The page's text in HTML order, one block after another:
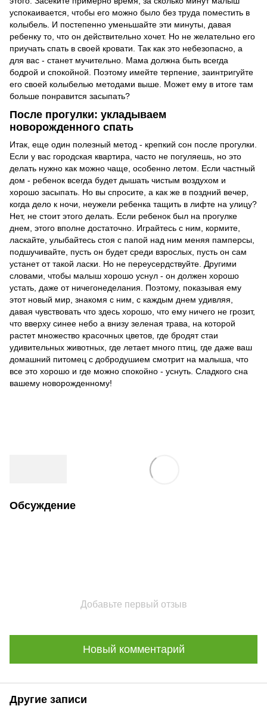
успокаивается, чтобы его можно было без труда поместить в
колыбель. И постепенно уменьшайте эти минуты, давая
ребенку то, что он действительно хочет. Но не желательно его
приучать спать в своей кровати. Так как это небезопасно, а
для вас - станет мучительно. Мама должна быть всегда
бодрой и спокойной. Поэтому имейте терпение, заинтригуйте
его своей колыбелью методами выше. Может ему в итоге там
больше понравится засыпать?
После прогулки: укладываем
новорожденного спать
Итак, еще один полезный метод - крепкий сон после прогулки.
Если у вас городская квартира, часто не погуляешь, но это
делать нужно как можно чаще, особенно летом. Если частный
дом - ребенок всегда будет дышать чистым воздухом и
хорошо засыпать. Но вы спросите, а как же в поздний вечер,
когда дело к ночи, неужели ребенка тащить в лифте на улицу?
Нет, не стоит этого делать. Если ребенок был на прогулке
днем, этого вполне достаточно. Играйтесь с ним, кормите,
ласкайте, улыбайтесь стоя с папой над ним меняя памперсы,
подшучивайте, пусть он будет среди взрослых, пусть он сам
устанет от такой ласки. Но не переусердствуйте. Другими
словами, чтобы малыш хорошо уснул - он должен хорошо
устать, даже от ничегонеделания. Поэтому, показывая ему
этот новый мир, знакомя с ним, с каждым днем удивляя,
давая чувствовать что здесь хорошо, что ему ничего не грозит,
что вверху синее небо а внизу зеленая трава, на которой
растет множество красочных цветов, где бродят стаи
удивительных животных, где летает много птиц, где даже ваш
домашний питомец с добродушием смотрит на малыша, что
все это хорошо и где можно спокойно - уснуть. Сладкого сна
вашему новорожденному!
Обсуждение
Добавьте первый отзыв
Новый комментарий
Другие записи